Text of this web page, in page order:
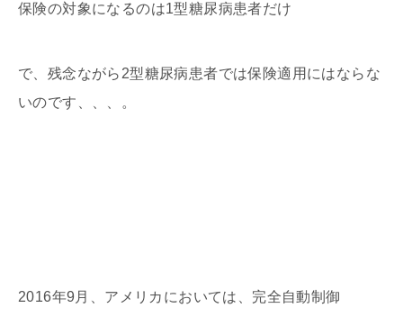
保険の対象になるのは1型糖尿病患者だけ
で、残念ながら2型糖尿病患者では保険適用にはならな
いのです、、、。
2016年9月、アメリカにおいては、完全自動制御